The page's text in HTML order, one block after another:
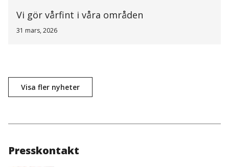
Vi gör vårfint i våra områden
31 mars, 2026
Visa fler nyheter
Presskontakt